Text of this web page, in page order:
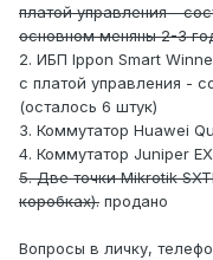
платой управления -
основном меняны 2-3
2. ИБП Ippon Smart
с платой управления -
(осталось 6 штук)
3. Коммутатор Huawei
4. Коммутатор Juniper
5. Две точки Mikrotik
коробках). продано
Вопросы в личку,